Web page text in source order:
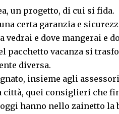
un progetto, di cui si fida.
certa garanzia e
vedrai e dove mangerai e
pacchetto vacanza si
diversa.
insieme agli
città, quei consiglieri che
hanno nello zainetto la